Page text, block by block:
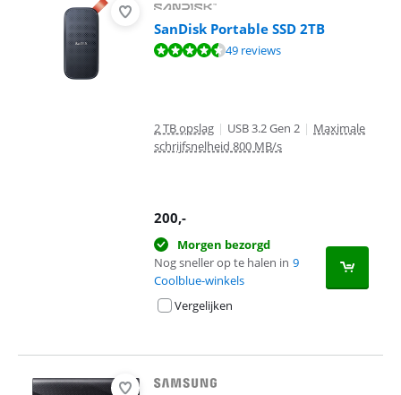
SanDisk Portable SSD 2TB
Beoordeling is 8,7 van de 10, gebaseerd op 49 reviews.
49 reviews
2 TB opslag | USB 3.2 Gen 2 | Maximale
schrijfsnelheid 800 MB/s
200,-
Morgen bezorgd
Nog sneller op te halen in 9
Coolblue-winkels
Vergelijken